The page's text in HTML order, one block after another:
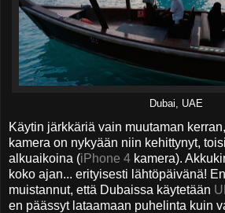
Dubai, UAE
Käytin järkkäriä vain muutaman
kamera on nykyään niin kehittynyt,
alkuaikoina (iPhone 4 kamera).
koko ajan... erityisesti lähtöpäivänä!
muistannut, että Dubaissa käytetään
en päässyt lataamaan puhelinta kuin